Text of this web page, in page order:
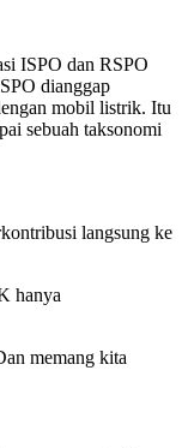
ISPO dan RSPO
dianggap
mobil listrik. Itu
sebuah taksonomi
langsung ke
hanya
memang kita